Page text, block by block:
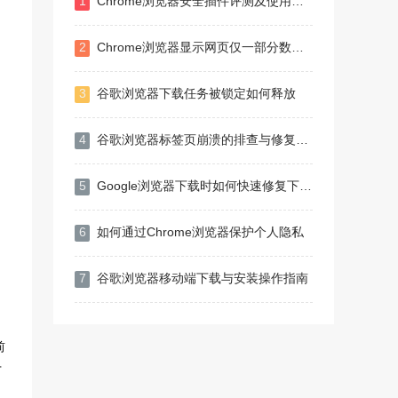
2 Chrome浏览器显示网页仅一部分数据怎么办
3 谷歌浏览器下载任务被锁定如何释放
4 谷歌浏览器标签页崩溃的排查与修复技巧
5 Google浏览器下载时如何快速修复下载失败文件
6 如何通过Chrome浏览器保护个人隐私
7 谷歌浏览器移动端下载与安装操作指南